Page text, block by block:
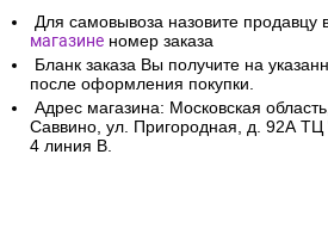
Для самовывоза назовите продавцу
магазине номер заказа
Бланк заказа Вы получите на
после оформления покупки.
Адрес магазина: Московская
Саввино, ул. Пригородная, д. 92А ТЦ
4 линия В.